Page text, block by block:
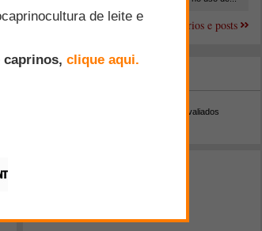
Mais comentários e posts
Melhor avaliados